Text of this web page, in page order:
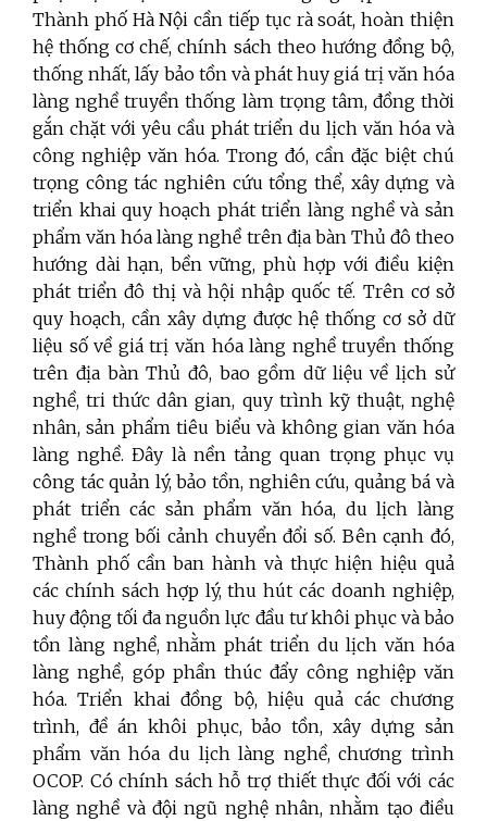
Thành phố Hà Nội cần tiếp tục rà soát, hoàn thiện
hệ thống cơ chế, chính sách theo hướng đồng bộ,
thống nhất, lấy bảo tồn và phát huy giá trị văn hóa
làng nghề truyền thống làm trọng tâm, đồng thời
gắn chặt với yêu cầu phát triển du lịch văn hóa và
công nghiệp văn hóa. Trong đó, cần đặc biệt chú
trọng công tác nghiên cứu tổng thể, xây dựng và
triển khai quy hoạch phát triển làng nghề và sản
phẩm văn hóa làng nghề trên địa bàn Thủ đô theo
hướng dài hạn, bền vững, phù hợp với điều kiện
phát triển đô thị và hội nhập quốc tế. Trên cơ sở
quy hoạch, cần xây dựng được hệ thống cơ sở dữ
liệu số về giá trị văn hóa làng nghề truyền thống
trên địa bàn Thủ đô, bao gồm dữ liệu về lịch sử
nghề, tri thức dân gian, quy trình kỹ thuật, nghệ
nhân, sản phẩm tiêu biểu và không gian văn hóa
làng nghề. Đây là nền tảng quan trọng phục vụ
công tác quản lý, bảo tồn, nghiên cứu, quảng bá và
phát triển các sản phẩm văn hóa, du lịch làng
nghề trong bối cảnh chuyển đổi số. Bên cạnh đó,
Thành phố cần ban hành và thực hiện hiệu quả
các chính sách hợp lý, thu hút các doanh nghiệp,
huy động tối đa nguồn lực đầu tư khôi phục và bảo
tồn làng nghề, nhằm phát triển du lịch văn hóa
làng nghề, góp phần thúc đẩy công nghiệp văn
hóa. Triển khai đồng bộ, hiệu quả các chương
trình, đề án khôi phục, bảo tồn, xây dựng sản
phẩm văn hóa du lịch làng nghề, chương trình
OCOP. Có chính sách hỗ trợ thiết thực đối với các
làng nghề và đội ngũ nghệ nhân, nhằm tạo điều